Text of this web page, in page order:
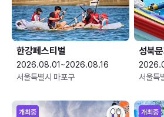
한강페스티벌
2026.08.01~2026.08.16
서울특별시 마포구
성북
서울특
개최중 개최중